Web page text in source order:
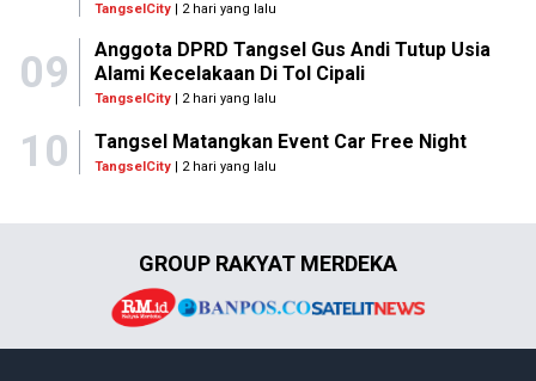
TangselCity| 2 hari yang lalu
09
Anggota DPRD Tangsel Gus Andi Tutup Usia
Alami Kecelakaan Di Tol Cipali
TangselCity| 2 hari yang lalu
10 Tangsel Matangkan Event Car Free Night
TangselCity | 2 hari yang lalu
GROUP RAKYAT MERDEKA